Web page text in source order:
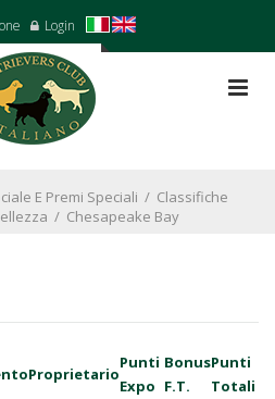
Login
E Premi Speciali / Classifiche
/ Chesapeake Bay
Proprietario
Punti
Expo
Bonus
F.T.
Punti
Totali